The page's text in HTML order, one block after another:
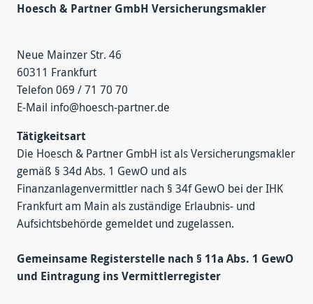
Hoesch & Partner GmbH Versicherungsmakler
Neue Mainzer Str. 46
60311 Frankfurt
Telefon 069 / 71 70 70
E-Mail info@hoesch-partner.de
Tätigkeitsart
Die Hoesch & Partner GmbH ist als Versicherungsmakler
gemäß § 34d Abs. 1 GewO und als
Finanzanlagenvermittler nach § 34f GewO bei der IHK
Frankfurt am Main als zuständige Erlaubnis- und
Aufsichtsbehörde gemeldet und zugelassen.
Gemeinsame Registerstelle nach § 11a Abs. 1 GewO
und Eintragung ins Vermittlerregister